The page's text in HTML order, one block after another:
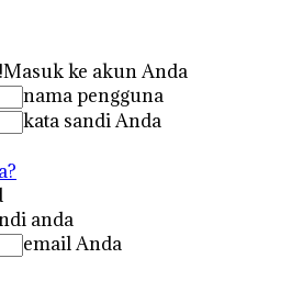
Masuk ke akun Anda
nama pengguna
kata sandi Anda
anda
email Anda